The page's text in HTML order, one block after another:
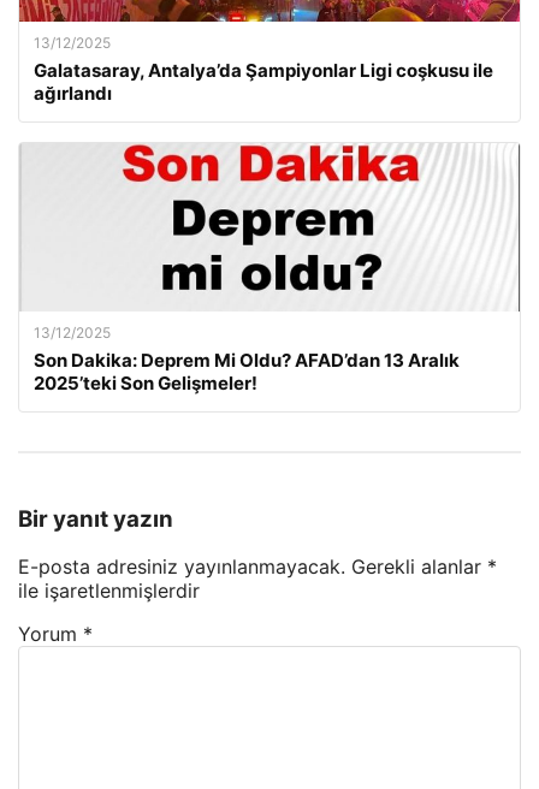
13/12/2025
Galatasaray, Antalya’da Şampiyonlar Ligi coşkusu ile
ağırlandı
13/12/2025
Son Dakika: Deprem Mi Oldu? AFAD’dan 13 Aralık
2025’teki Son Gelişmeler!
Bir yanıt yazın
E-posta adresiniz yayınlanmayacak. Gerekli alanlar *
ile işaretlenmişlerdir
Yorum *